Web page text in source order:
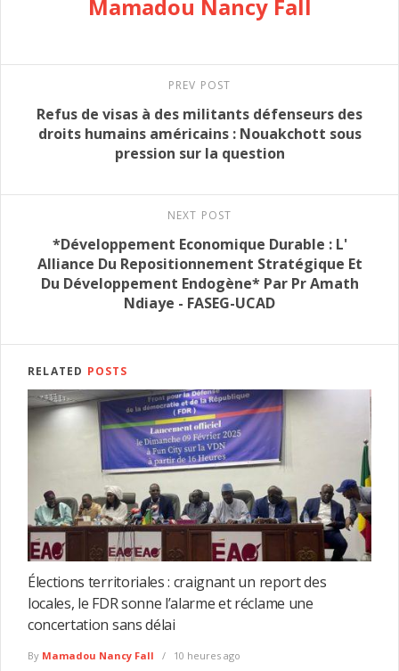
Mamadou Nancy Fall
PREV POST
Refus de visas à des militants défenseurs des
droits humains américains : Nouakchott sous
pression sur la question
NEXT POST
*Développement Economique Durable : L'
Alliance Du Repositionnement Stratégique Et
Du Développement Endogène* Par Pr Amath
Ndiaye - FASEG-UCAD
RELATED POSTS
Élections territoriales : craignant un report des
locales, le FDR sonne l’alarme et réclame une
concertation sans délai
By Mamadou Nancy Fall 10 heures ago